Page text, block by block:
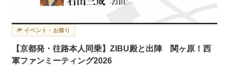
🎆 イベント・お祭り
【京都発・往路本人同乗】ZIBU殿と出陣 関ヶ原！西
軍ファンミーティング2026